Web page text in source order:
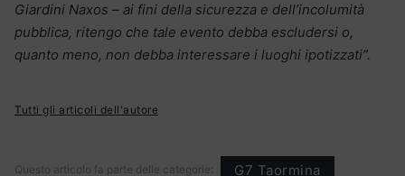
Giardini Naxos – ai fini della sicurezza e dell’incolumità
pubblica, ritengo che tale evento debba escludersi o,
quanto meno, non debba interessare i luoghi ipotizzati”.
Tutti gli articoli dell'autore
Questo articolo fa parte delle categorie: G7 Taormina